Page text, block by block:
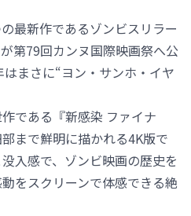
最新作であるゾンビスリラー
第79回カンヌ国際映画祭へ公
まさに“ヨン・サンホ・イヤ
である『新感染 ファイナ
まで鮮明に描かれる4K版で
入感で、ゾンビ映画の歴史を
をスクリーンで体感できる絶